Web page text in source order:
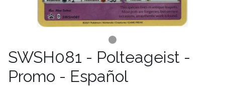
SWSH081 - Polteageist -
Promo - Español